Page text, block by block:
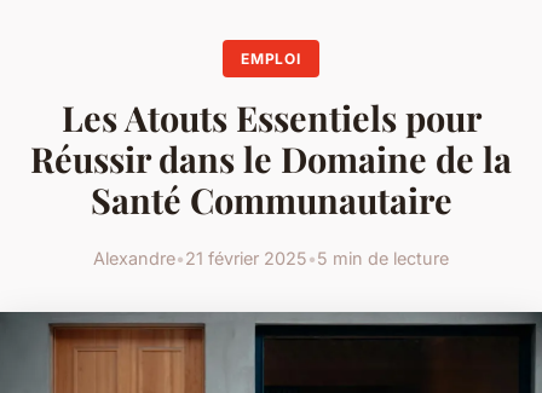
EMPLOI
Les Atouts Essentiels pour
Réussir dans le Domaine de la
Santé Communautaire
Alexandre•21 février 2025•5 min de lecture